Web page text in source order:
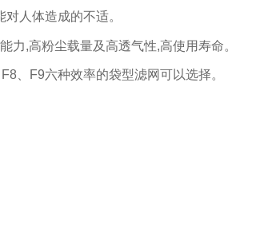
人体造成的不适。
力,高粉尘载量及高透气性,高使用寿命。
F8 F9六种效率的袋型滤网可以选择。